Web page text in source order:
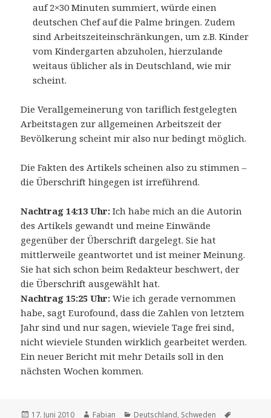
auf 2×30 Minuten summiert, würde einen
deutschen Chef auf die Palme bringen. Zudem
sind Arbeitszeiteinschränkungen, um z.B. Kinder
vom Kindergarten abzuholen, hierzulande
weitaus üblicher als in Deutschland, wie mir
scheint.
Die Verallgemeinerung von tariflich festgelegten
Arbeitstagen zur allgemeinen Arbeitszeit der
Bevölkerung scheint mir also nur bedingt möglich.
Die Fakten des Artikels scheinen also zu stimmen –
die Überschrift hingegen ist irreführend.
Nachtrag 14:13 Uhr: Ich habe mich an die Autorin
des Artikels gewandt und meine Einwände
gegenüber der Überschrift dargelegt. Sie hat
mittlerweile geantwortet und ist meiner Meinung.
Sie hat sich schon beim Redakteur beschwert, der
die Überschrift ausgewählt hat.
Nachtrag 15:25 Uhr: Wie ich gerade vernommen
habe, sagt Eurofound, dass die Zahlen von letztem
Jahr sind und nur sagen, wieviele Tage frei sind,
nicht wieviele Stunden wirklich gearbeitet werden.
Ein neuer Bericht mit mehr Details soll in den
nächsten Wochen kommen.
Veröffentlicht
17. Juni 2010 Autor
Fabian Kategorien
Deutschland, Schweden